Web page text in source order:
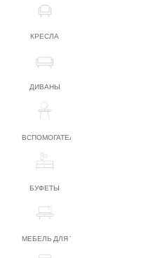
КРЕСЛА
ДИВАНЫ
ВСПОМОГАТЕЛЬНАЯ МЕБЕЛЬ
БУФЕТЫ
МЕБЕЛЬ ДЛЯ ТВ